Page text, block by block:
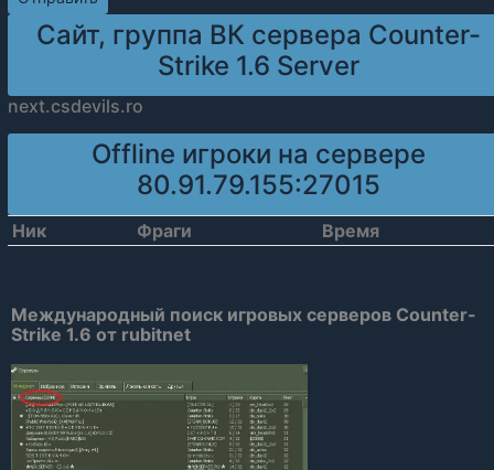
Сайт, группа ВК сервера Counter-
Strike 1.6 Server
next.csdevils.ro
Offline игроки на сервере
80.91.79.155:27015
Ник Фраги Время
Международный поиск игровых серверов Counter-
Strike 1.6 от rubitnet